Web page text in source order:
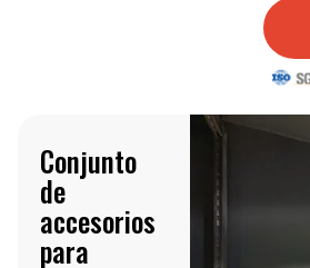
Conjunto
de
accesorios
para